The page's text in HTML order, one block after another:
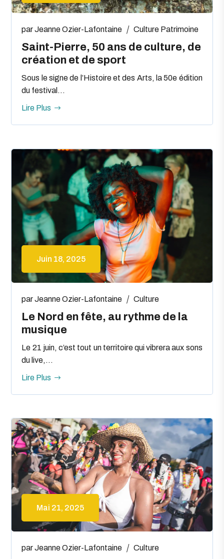
Saint-Pierre, 50 ans de culture, de
création et de sport
parJeanne Ozier-Lafontaine Culture Patrimoine
Sous le signe de l’Histoire et des Arts, la 50e édition
du festival...
Lire Plus
Juin 18, 2025
Le Nord en fête, au rythme de la
musique
parJeanne Ozier-Lafontaine Culture
Le 21 juin, c’est tout un territoire qui vibrera aux sons
du live,...
Lire Plus
Mai 21, 2025
parJeanne Ozier-Lafontaine Culture